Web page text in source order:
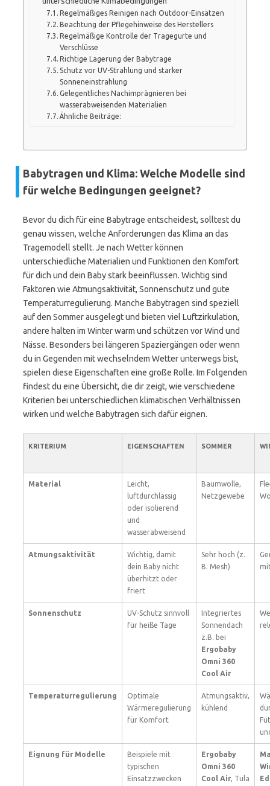
Regelmäßiges Reinigen nach Outdoor-Einsätzen
Beachtung der Pflegehinweise des Herstellers
Regelmäßige Kontrolle der Tragegurte und
Verschlüsse
Richtige Lagerung der Babytrage
Schutz vor UV-Strahlung und starker
Sonneneinstrahlung
Gelegentliches Nachimprägnieren bei
wasserabweisenden Materialien
Ähnliche Beiträge:
Babytragen und Klima: Welche Modelle sind
für welche Bedingungen geeignet?
Bevor du dich für eine Babytrage entscheidest, solltest du
genau wissen, welche Anforderungen das Klima an das
Tragemodell stellt. Je nach Wetter können
unterschiedliche Materialien und Funktionen den Komfort
für dich und dein Baby stark beeinflussen. Wichtig sind
Faktoren wie Atmungsaktivität, Sonnenschutz und gute
Temperaturregulierung. Manche Babytragen sind speziell
auf den Sommer ausgelegt und bieten viel Luftzirkulation,
andere halten im Winter warm und schützen vor Wind und
Nässe. Besonders bei längeren Spaziergängen oder wenn
du in Gegenden mit wechselndem Wetter unterwegs bist,
spielen diese Eigenschaften eine große Rolle. Im Folgenden
findest du eine Übersicht, die dir zeigt, wie verschiedene
Kriterien bei unterschiedlichen klimatischen Verhältnissen
wirken und welche Babytragen sich dafür eignen.
KRITERIUM EIGENSCHAFTEN SOMMER
Material
Leicht,
luftdurchlässig
oder isolierend
und
wasserabweisend
Baumwolle,
Netzgewebe
Atmungsaktivität
Wichtig, damit
dein Baby nicht
überhitzt oder
friert
Sehr hoch (z.
B. Mesh)
Sonnenschutz
UV-Schutz sinnvoll
für heiße Tage
Integriertes
Sonnendach
z.B. bei
Ergobaby
Omni 360
Cool Air
Temperaturregulierung
Optimale
Wärmeregulierung
für Komfort
Atmungsaktiv,
kühlend
Eignung für Modelle
Beispiele mit
typischen
Einsatzzwecken
Ergobaby
Omni 360
Cool Air, Tula